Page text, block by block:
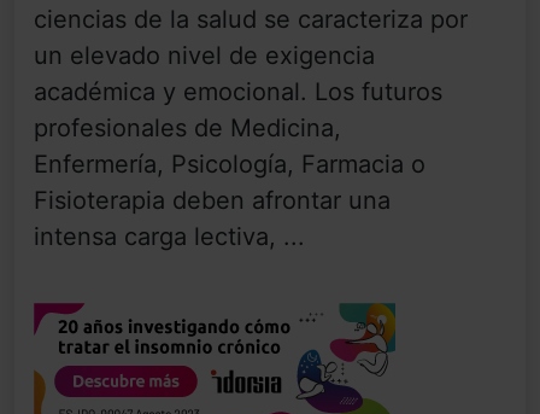
ciencias de la salud se caracteriza por
un elevado nivel de exigencia
académica y emocional. Los futuros
profesionales de Medicina,
Enfermería, Psicología, Farmacia o
Fisioterapia deben afrontar una
intensa carga lectiva, ...